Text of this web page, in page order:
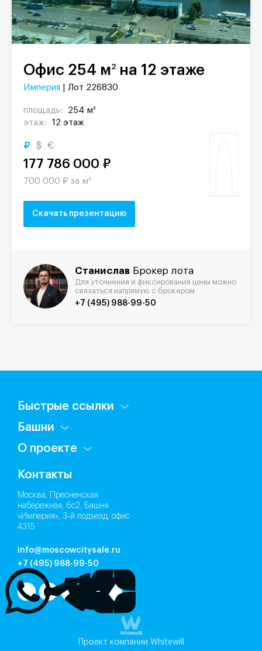
Офис 254 м2 на 12 этаже
Империя | Лот 226830
площадь:
254 м²
этаж:
12 этаж
₽ $ €
177 786 000 ₽
700 000 ₽ за м²
Скачать презентацию
Станислав Брокер лота
Для уточнения и фиксирования цены можно
связаться напрямую с брокером
+7 (495) 988-99-50
Быстрые ссылки
Башни
О проекте
Контакты
Москва, Пресненская
набережная, 6с2, Башня
«Империя», 3‑й подъезд, офис
4315
info@moscowcitysale.ru
+7 (495) 988-99-50
Проект компании Whitewill